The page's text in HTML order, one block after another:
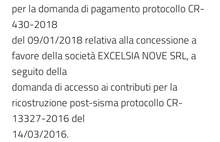
per la domanda di pagamento protocollo CR-
430-2018
del 09/01/2018 relativa alla concessione a
favore della società EXCELSIA NOVE SRL, a
seguito della
domanda di accesso ai contributi per la
ricostruzione post-sisma protocollo CR-
13327-2016 del
14/03/2016.